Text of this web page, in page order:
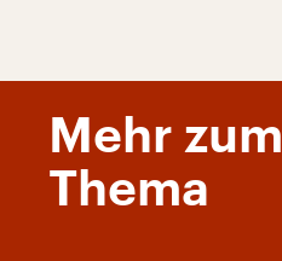
Mehr zum
Thema